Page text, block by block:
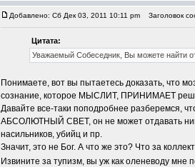
Добавлено: Сб Дек 03, 2011 10:11 pm Заголовок
Цитата:
Уважаемый Собеседник, Вы можете найти
Понимаете, вот вы пытаетесь доказать, что
сознание, которое МЫСЛИТ, ПРИНИМАЕТ
Давайте все-таки поподробнее разберемся,
АБСОЛЮТНЫЙ СВЕТ, он не может отдавать
насильников, убийц и пр.
Значит, это не Бог. А что же это? Что за
Извините за тупизм, вы уж как оленеводу мне